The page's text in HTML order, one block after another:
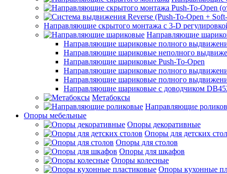
Направляющие скрытого монтажа с 3-D
Направляющие
Направляющие шариковые полного
Направляющие шариковые неполного
Направляющие шариковые Push-To-Open
Направляющие шариковые полного
Направляющие шариковые полного
Направляющие шариковые с доводчиком
Метабоксы
Направляющие
Опоры мебельные
Опоры декоративные
Опоры для детских
Опоры для столов
Опоры для шкафов
Опоры колесные
Опоры кухонные